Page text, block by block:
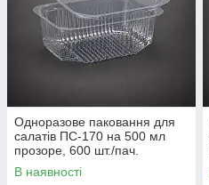
Одноразове паковання для
салатів ПС-170 на 500 мл
прозоре, 600 шт./пач.
В наявності